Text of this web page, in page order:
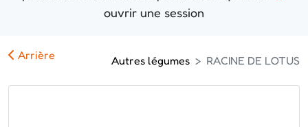
ouvrir une session
Arrière Autres légumes RACINE DE LOTUS